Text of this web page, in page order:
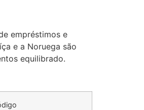
empréstimos e
e a Noruega são
equilibrado.